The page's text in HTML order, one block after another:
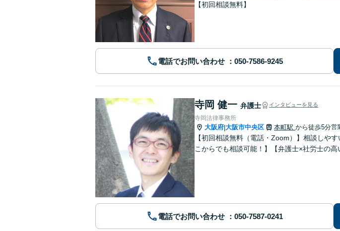
【初回相談無料】
電話でお問い合わせ
寺岡 健一 弁護士 インタビューを見る
寺岡法律事務所
大阪府|大阪市中央区 本町駅 から徒歩5分営
【初回相談無料（電話・Zoom）】相談しや
こからでも相談可能！】【弁護士×社労士の高
電話でお問い合わせ